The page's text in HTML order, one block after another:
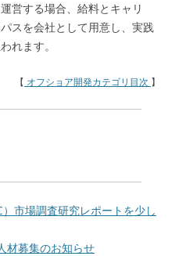
営する場合、給料とキャリ
スを会社として用意し、実践
れます。
【 オフショア開発カテゴリ目次 】
市場調査研究レポートを少し
材募集のお知らせ